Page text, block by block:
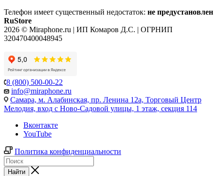
Телефон имеет существенный недостаток: не предустановлен
RuStore
2026 © Miraphone.ru | ИП Комаров Д.С. | ОГРНИП
320470400048945
8 (800) 500-00-22
info@miraphone.ru
Самара, м. Алабинская, пр. Ленина 12а, Торговый Центр
Мелодия, вход с Ново-Садовой улицы, 1 этаж, секция 114
Вконтакте
YouTube
Политика конфиденциальности
Найти